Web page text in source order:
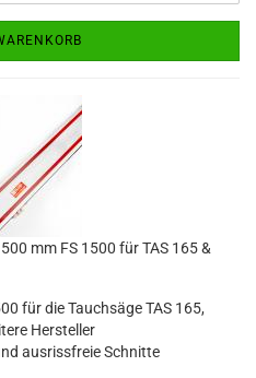
mm FS 1500 für TAS 165 &
für die Tauchsäge TAS 165,
Hersteller
ausrissfreie Schnitte